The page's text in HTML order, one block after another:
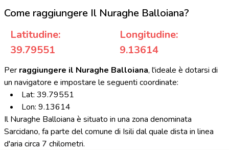
Come raggiungere Il Nuraghe Balloiana?
Latitudine:
39.79551
Longitudine:
9.13614
Per raggiungere il Nuraghe Balloiana, l'ideale è dotarsi di
un navigatore e impostare le seguenti coordinate:
Lat: 39.79551
Lon: 9.13614
Il Nuraghe Balloiana è situato in una zona denominata
Sarcidano, fa parte del comune di Isili dal quale dista in linea
d'aria circa 7 chilometri.